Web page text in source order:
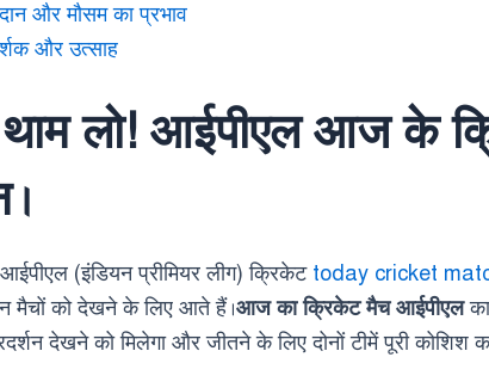
और मौसम का प्रभाव
और उत्साह
लो! आईपीएल आज के
(इंडियन प्रीमियर लीग) क्रिकेट today cricket
मैचों को देखने के लिए आते हैं।आज का क्रिकेट मैच आईपीएल
देखने को मिलेगा और जीतने के लिए दोनों टीमें पूरी